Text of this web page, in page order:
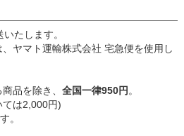
たします。
ヤマト運輸株式会社 宅急便を使用し
品を除き、 全国一律950円 。
ては2,000円)
。